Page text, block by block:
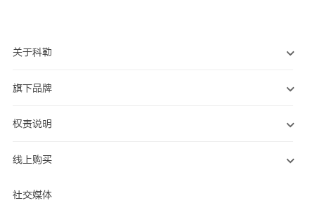
关于科勒
旗下品牌
权责说明
线上购买
社交媒体